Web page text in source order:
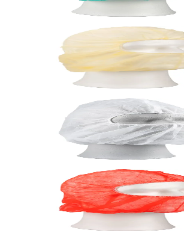
9003342
Hárhlífar Balaclava Gular,
9003344
Hárhlífar Balaclava Hvítar,
9002062
Hárhlífar Balaclava Rauðar,
9003343